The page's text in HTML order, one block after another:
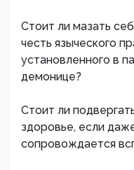
Стоит ли мазать
честь языческого
установленного в
демонице?
Стоит ли
здоровье, если
сопровождается